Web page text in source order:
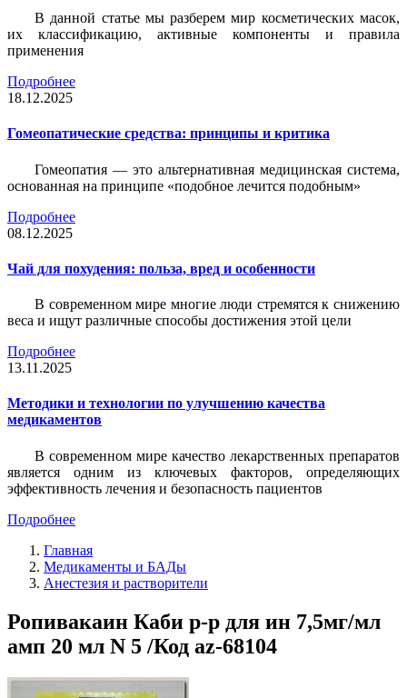
В данной статье мы разберем мир косметических масок,
их классификацию, активные компоненты и правила
применения
Подробнее
18.12.2025
Гомеопатические средства: принципы и критика
Гомеопатия — это альтернативная медицинская система,
основанная на принципе «подобное лечится подобным»
Подробнее
08.12.2025
Чай для похудения: польза, вред и особенности
В современном мире многие люди стремятся к снижению
веса и ищут различные способы достижения этой цели
Подробнее
13.11.2025
Методики и технологии по улучшению качества
медикаментов
В современном мире качество лекарственных препаратов
является одним из ключевых факторов, определяющих
эффективность лечения и безопасность пациентов
Подробнее
Главная
Медикаменты и БАДы
Анестезия и растворители
Ропивакаин Каби р-р для ин 7,5мг/мл
амп 20 мл N 5 /Код az-68104